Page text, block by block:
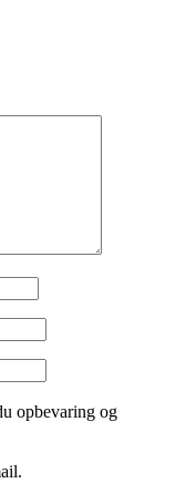
opbevaring og